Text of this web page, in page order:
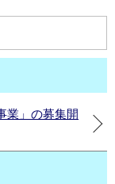
業」の募集開